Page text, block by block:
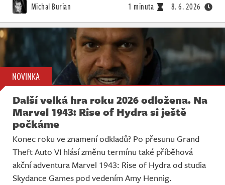
Michal Burian 1 minuta 8. 6. 2026
NOVINKA
Další velká hra roku 2026 odložena. Na
Marvel 1943: Rise of Hydra si ještě
počkáme
Konec roku ve znamení odkladů? Po přesunu Grand
Theft Auto VI hlásí změnu termínu také příběhová
akční adventura Marvel 1943: Rise of Hydra od studia
Skydance Games pod vedením Amy Hennig.